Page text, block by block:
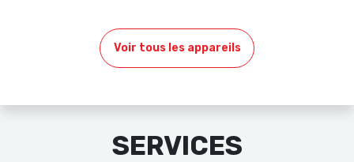
Voir tous les appareils
SERVICES